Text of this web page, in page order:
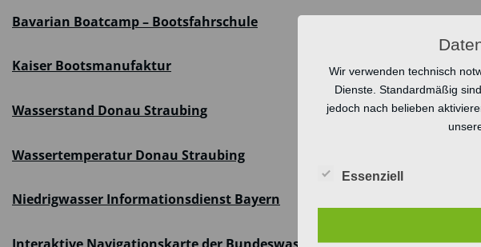
Bavarian Boatcamp – Bootsfahrschule
Kaiser Bootsmanufaktur
Wasserstand Donau Straubing
Wassertemperatur Donau Straubing
Niedrigwasser Informationsdienst Bayern
Wir verwenden technisch
Dienste. Standardmäßig
jedoch nach belieben
Essenziell